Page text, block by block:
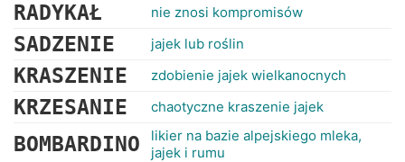
RADYKAŁ nie znosi kompromisów
SADZENIE jajek lub roślin
KRASZENIE zdobienie jajek wielkanocnych
KRZESANIE chaotyczne kraszenie jajek
BOMBARDINO
likier na bazie alpejskiego mleka,
jajek i rumu